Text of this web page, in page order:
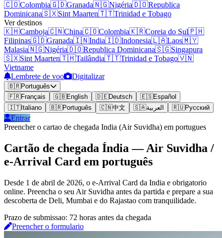
🇨🇴Colombia🇬🇩Granada🇳🇬Nigéria🇩🇴Republica
Dominicana🇸🇽Sint Maarten🇹🇹Trinidad e Tobago
Ver destinos
🇰🇭Camboja🇨🇳China🇨🇴Colombia🇰🇷Coreia do Sul🇵🇭
Filipinas🇬🇩Granada🇮🇳India🇮🇩Indonesia🇱🇦Laos🇲🇾
Malasia🇳🇬Nigéria🇩🇴Republica Dominicana🇸🇬Singapura
🇸🇽Sint Maarten🇹🇭Tailândia🇹🇹Trinidad e Tobago🇻🇳
Vietname
Lembrete de voo
Digitalizar
🇧🇷Português
🇫🇷Français 🇬🇧English 🇩🇪Deutsch 🇪🇸Español
🇮🇹Italiano 🇧🇷Português 🇨🇳中文 🇸🇦العربية 🇷🇺Русский
Entrar
Preencher o cartao de chegada India (Air Suvidha) em portugues
Cartão de chegada Índia — Air Suvidha /
e-Arrival Card em português
Desde 1 de abril de 2026, o e-Arrival Card da India e obrigatorio
online. Preencha o seu Air Suvidha antes da partida e prepare a sua
descoberta de Deli, Mumbai e do Rajastao com tranquilidade.
Prazo de submissao: 72 horas antes da chegada
Preencher o formulario